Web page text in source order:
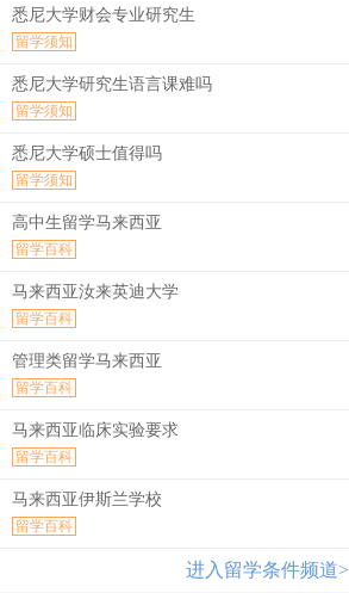
悉尼大学财会专业研究生
留学须知
悉尼大学研究生语言课难吗
留学须知
悉尼大学硕士值得吗
留学须知
高中生留学马来西亚
留学百科
马来西亚汝来英迪大学
留学百科
管理类留学马来西亚
留学百科
马来西亚临床实验要求
留学百科
马来西亚伊斯兰学校
留学百科
进入留学条件频道>